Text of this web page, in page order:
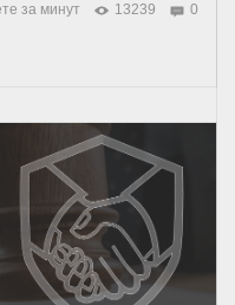
за минут 13239 0